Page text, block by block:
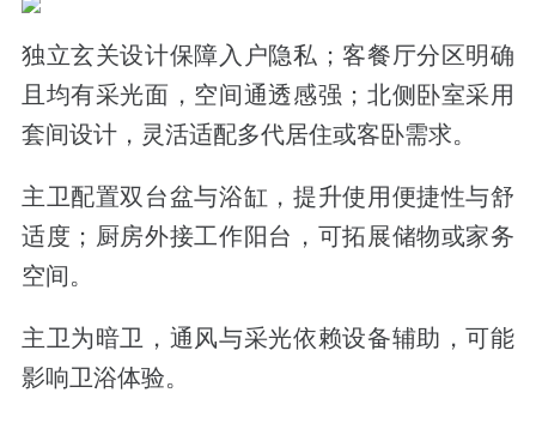
独立玄关设计保障入户隐私；客餐厅分区明确
且均有采光面，空间通透感强；北侧卧室采用
套间设计，灵活适配多代居住或客卧需求。
主卫配置双台盆与浴缸，提升使用便捷性与舒
适度；厨房外接工作阳台，可拓展储物或家务
空间。
主卫为暗卫，通风与采光依赖设备辅助，可能
影响卫浴体验。